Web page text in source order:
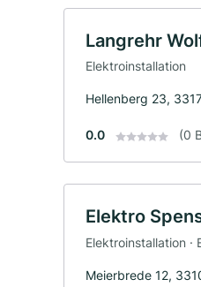
Langrehr
Elektroinstallation
Hellenberg 23,
0.0 (0
Elektro
Elektroinstallation ·
Meierbrede 12,